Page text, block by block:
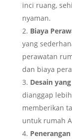
inci ruang,
nyaman.
Biaya
yang
perawatan
dan biaya
Desain
dianggap
memberikan
untuk rumah